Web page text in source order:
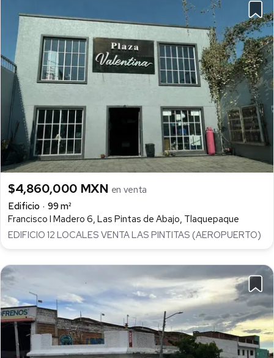
$4,860,000 MXN en venta
Edificio
99 m²
Francisco I Madero 6, Las Pintas de Abajo, Tlaquepaque
EDIFICIO 12 LOCALES VENTA LAS PINTITAS (AEROPUERTO)